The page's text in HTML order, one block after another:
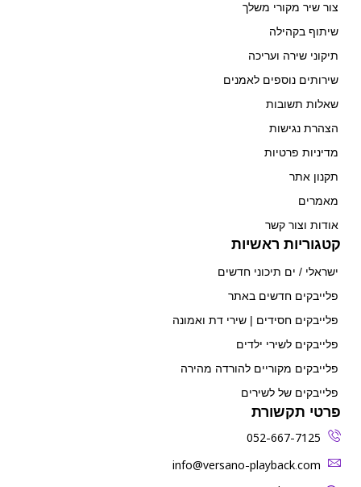
צור שיר מקורי משלך
שיתוף בקהילה
תיקוני שירה ועריכה
שירותים נוספים לאמנים
שאלות תשובות
הצהרת נגישות
מדיניות פרטיות
תקנון אתר
מאמרים
אודות וצור קשר
קטגוריות ראשיות
ישראלי / ים תיכוני חדשים
פלייבקים חדשים באתר
פלייבקים חסידים | שירי דת ואמונה
פלייבקים לשירי ילדים
פלייבקים מקוריים להורדה מהירה
פלייבקים של לשירים
פרטי תקשורת
052-667-7125
‫info@versano-playback.com‬